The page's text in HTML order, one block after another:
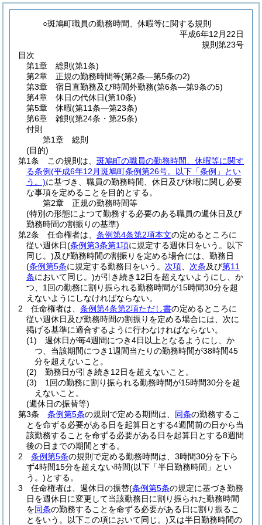
○斑鳩町職員の勤務時間、休暇等に関する規則
平成6年12月22日
規則第23号
目次
第1章
総則 (第1条)
第2章
正規の勤務時間等(第2条―第5条の2)
第3章
宿日直勤務及び時間外勤務(第6条―第9条の5)
第4章
休日の代休日(第10条)
第5章
休暇(第11条―第23条)
第6章
雑則 (第24条・第25条)
付則
第1章
総則
(目的)
第1条
この規則は、 斑鳩町の職員の勤務時間、休暇等に関す
る条例(平成6年12月斑鳩町条例第26号。以下「条例」とい
う。)に基づき、職員の勤務時間、休日及び休暇に関し必要
な事項を定めることを目的とする。
第2章
正規の勤務時間等
(特別の形態によつて勤務する必要のある職員の週休日及び
勤務時間の割振りの基準)
第2条
任命権者は、 条例第4条第2項本文の定めるところに
従い週休日(条例第3条第1項に規定する週休日をいう。以下
同じ。)及び勤務時間の割振りを定める場合には、勤務日
(条例第5条に規定する勤務日をいう。 次項 次条及び第11
条において同じ。)が引き続き12日を超えないようにし、か
つ、1回の勤務に割り振られる勤務時間が15時間30分を超
えないようにしなければならない。
2
任命権者は、 条例第4条第2項ただし書の定めるところに
従い週休日及び勤務時間の割振りを定める場合には、次に
掲げる基準に適合するように行わなければならない。
(1)
週休日が毎4週間につき4日以上となるようにし、か
つ、当該期間につき1週間当たりの勤務時間が38時間45
分を超えないこと。
(2)
勤務日が引き続き12日を超えないこと。
(3)
1回の勤務に割り振られる勤務時間が15時間30分を超
えないこと。
(週休日の振替等)
第3条
条例第5条の規則で定める期間は、 同条の勤務するこ
とを命ずる必要がある日を起算日とする4週間前の日から当
該勤務することを命ずる必要がある日を起算日とする8週間
後の日までの期間とする。
2
条例第5条の規則で定める勤務時間は、3時間30分を下ら
ず4時間15分を超えない時間(以下「半日勤務時間」とい
う。)とする。
3
任命権者は、週休日の振替(条例第5条の規定に基づき勤務
日を週休日に変更して当該勤務日に割り振られた勤務時間
を同条の勤務することを命ずる必要がある日に割り振るこ
とをいう。以下この項において同じ。)又は半日勤務時間の